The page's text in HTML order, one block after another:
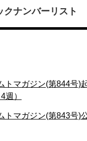
クナンバーリスト
トマガジン(第844号)
週）
トマガジン(第843号)